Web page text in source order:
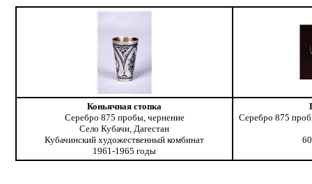
Коньячная стопка
Серебро 875 пробы, чернение
Село Кубачи, Дагестан
Кубачинский художественный комбинат
1961-1965 годы
Серебро 875